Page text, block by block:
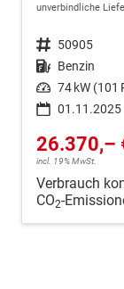
unverbindliche
Fahrzeugnr. 50905
Kraftstoff Benzin
Leistung 74 kW (101
01.11.2025
26.370,–
incl. 19% MwSt.
Verbrauch
CO2-